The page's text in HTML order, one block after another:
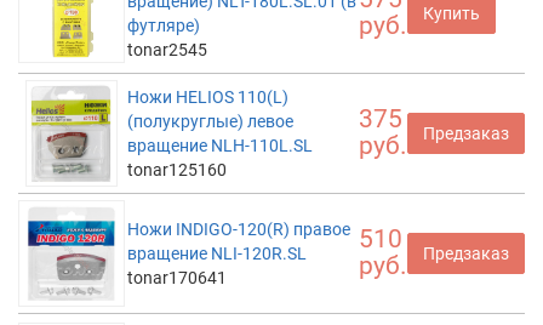
футляре)
tonar2545
руб.
Купить
Ножи HELIOS 110(L)
(полукруглые) левое
вращение NLH-110L.SL
tonar125160
375
руб.
Предзаказ
Ножи INDIGO-120(R) правое
вращение NLI-120R.SL
tonar170641
510
руб.
Предзаказ